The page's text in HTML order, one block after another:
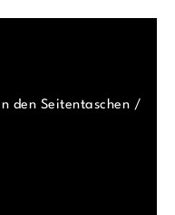
den Seitentaschen /